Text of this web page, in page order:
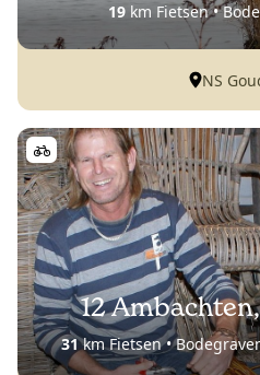
19km Fietsen •
NS
12
31km Fietsen •